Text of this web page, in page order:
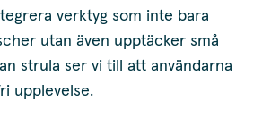
verktyg som inte bara
utan även upptäcker små
strula ser vi till att användarna
upplevelse.